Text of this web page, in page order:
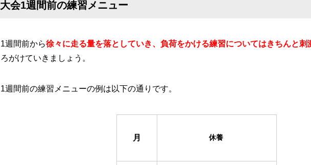
大会1週間前の練習メニュー
1週間前から徐々に走る量を落としていき、負荷をかける練習についてはきちんと刺
ろがけていきましょう。
1週間前の練習メニューの例は以下の通りです。
月 休養